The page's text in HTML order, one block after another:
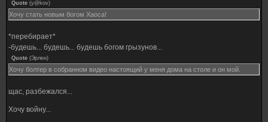
Quote (y@kov)
Хочу стать новым богом Хаоса!
*перебирает*
-будешь... будешь... будешь богом грызунов...
Quote (Эрлен)
Хочу болтер в собранном видео настоящий у меня дома на столе и он мой.
щас, разбежался...
Хочу войну...